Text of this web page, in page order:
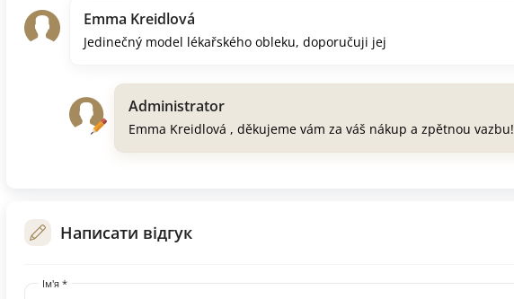
Emma Kreidlová
Jedinečný model lékařského obleku, doporučuji jej
Administrator
Emma Kreidlová , děkujeme vám za váš nákup a zpětnou vazbu!
Написати відгук
Ім'я *